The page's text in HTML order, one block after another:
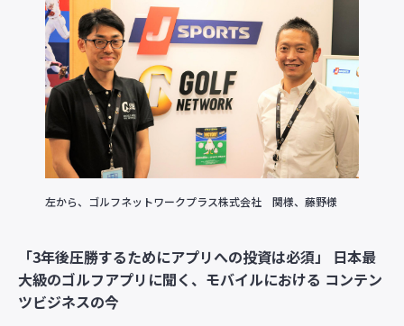
セミナー／イベント
資料／コンテンツ
資料ダウンロード 料金・お問合せ
左から、ゴルフネットワークプラス株式会社 関様、藤野様
「3年後圧勝するためにアプリへの投資は必須」 日本最
大級のゴルフアプリに聞く、モバイルにおける コンテン
ツビジネスの今